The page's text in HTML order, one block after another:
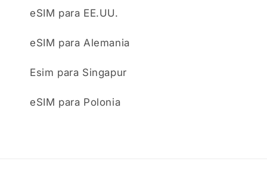
eSIM para EE.UU.
eSIM para Alemania
Esim para Singapur
eSIM para Polonia